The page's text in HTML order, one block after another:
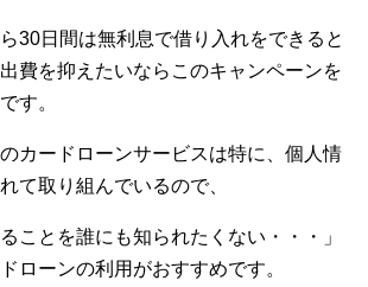
30日間は無利息で借り入れをできると
費を抑えたいならこのキャンペーンを
す。
カードローンサービスは特に、個人情
て取り組んでいるので、
ことを誰にも知られたくない・・・」
ローンの利用がおすすめです。